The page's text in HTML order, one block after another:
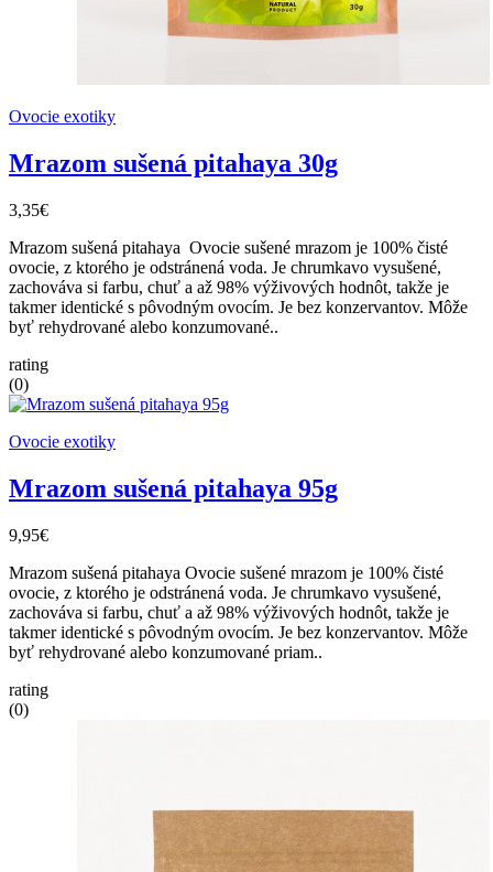
Ovocie exotiky
Mrazom sušená pitahaya 30g
3,35€
Mrazom sušená pitahaya Ovocie sušené mrazom je 100% čisté
ovocie, z ktorého je odstránená voda. Je chrumkavo vysušené,
zachováva si farbu, chuť a až 98% výživových hodnôt, takže je
takmer identické s pôvodným ovocím. Je bez konzervantov. Môže
byť rehydrované alebo konzumované..
rating
(0)
Ovocie exotiky
Mrazom sušená pitahaya 95g
9,95€
Mrazom sušená pitahaya Ovocie sušené mrazom je 100% čisté
ovocie, z ktorého je odstránená voda. Je chrumkavo vysušené,
zachováva si farbu, chuť a až 98% výživových hodnôt, takže je
takmer identické s pôvodným ovocím. Je bez konzervantov. Môže
byť rehydrované alebo konzumované priam..
rating
(0)